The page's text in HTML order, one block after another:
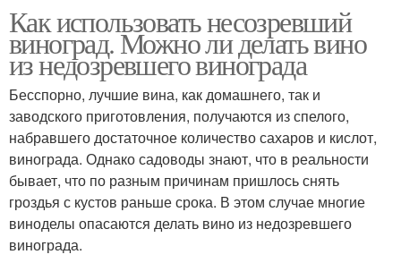
Как использовать несозревший
виноград. Можно ли делать вино
из недозревшего винограда
Бесспорно, лучшие вина, как домашнего, так и
заводского приготовления, получаются из спелого,
набравшего достаточное количество сахаров и кислот,
винограда. Однако садоводы знают, что в реальности
бывает, что по разным причинам пришлось снять
гроздья с кустов раньше срока. В этом случае многие
виноделы опасаются делать вино из недозревшего
винограда.